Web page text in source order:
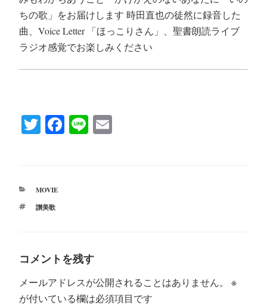
ちの歌」をお届けします 時田直也の徒然に録音した
曲、Voice Letter 「ほっこりさん」、聖書朗読ライブ
ラジオ感覚でお楽しみください
T
r
Fa Li
カ
ゴ
MOVIE
タ
讃美歌
コメントを残す
メールアドレスが公開されることはありません。
※
が付いている欄は必須項目です